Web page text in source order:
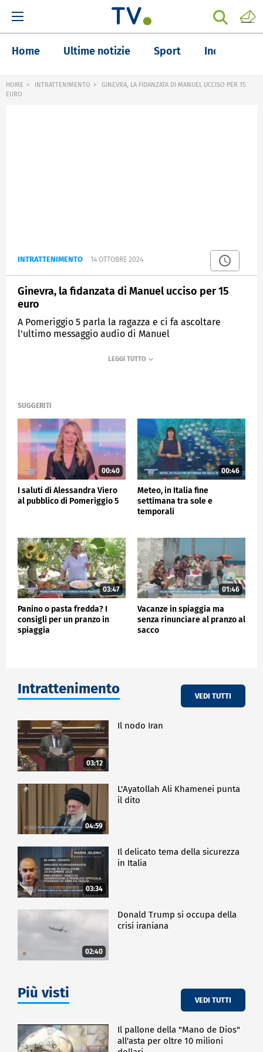
Home Ultime notizie Sport Inchieste
HOME INTRATTENIMENTO
GINEVRA, LA FIDANZATA DI MANUEL UCCISO PER 15
EURO
INTRATTENIMENTO 14 OTTOBRE 2024
Ginevra, la fidanzata di Manuel ucciso per 15
euro
A Pomeriggio 5 parla la ragazza e ci fa ascoltare
l'ultimo messaggio audio di Manuel
POMERIGGIO CINQUE
SUGGERITI
00:40
I saluti di Alessandra Viero
al pubblico di Pomeriggio 5
00:46
Meteo, in Italia fine
settimana tra sole e
temporali
03:47
Panino o pasta fredda? I
consigli per un pranzo in
spiaggia
01:46
Vacanze in spiaggia ma
senza rinunciare al pranzo al
sacco
Intrattenimento VEDI TUTTI
03:12
Il nodo Iran
04:59
L'Ayatollah Ali Khamenei punta
il dito
03:34
Il delicato tema della sicurezza
in Italia
02:40
Donald Trump si occupa della
crisi iraniana
Più visti VEDI TUTTI
Il pallone della "Mano de Dios"
all'asta per oltre 10 milioni